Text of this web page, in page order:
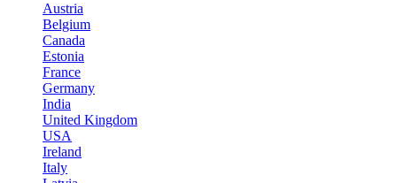
Austria
Belgium
Canada
Estonia
France
Germany
India
United Kingdom
USA
Ireland
Italy